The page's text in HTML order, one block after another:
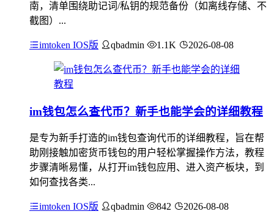
南，清单围绕助记词/私钥的规范备份（如离线存储、不
截图）...
imtoken IOS版 qbadmin 1.1K 2026-08-08
im钱包怎么查代币？新手也能学会的详细教程
是专为新手打造的im钱包查询代币的详细教程，旨在帮
助刚接触加密货币钱包的用户轻松掌握操作方法，教程
步骤清晰易懂，从打开im钱包应用、进入资产板块，到
如何查找各类...
imtoken IOS版 qbadmin 842 2026-08-08